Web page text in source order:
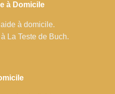
à Domicile
à domicile.
La Teste de Buch.